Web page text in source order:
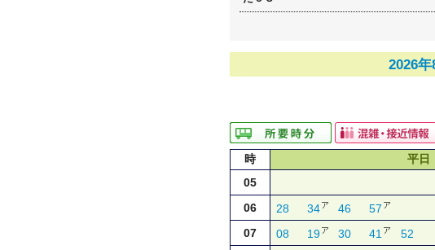
2026
時 平日
05
06
28 34ア 46 57 ア
07 08 19ア 30 41 ア 52